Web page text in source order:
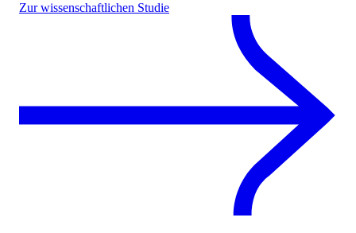
Zur wissenschaftlichen Studie